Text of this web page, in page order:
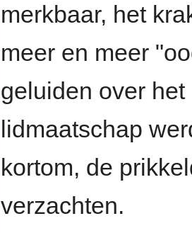
merkbaar, het
meer en meer
geluiden over
lidmaatschap
kortom, de
verzachten.